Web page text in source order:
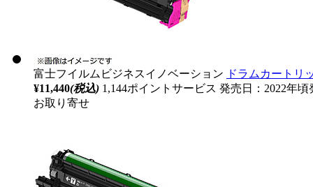
富士フイルムビジネスイノベーション ドラムカートリ
¥11,440(税込) 1,144ポイントサービス 発売日：2022年頃
お取り寄せ